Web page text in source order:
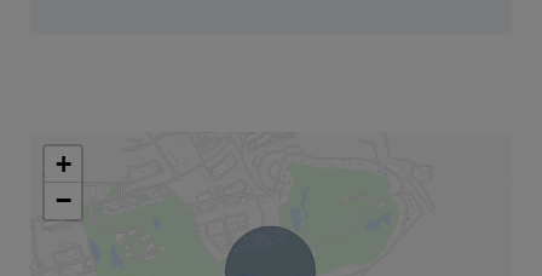
+
−